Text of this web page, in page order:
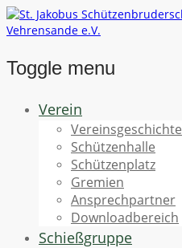
Toggle menu
Skip
Verein
Vereinsgeschichte
Schützenhalle
Schützenplatz
Gremien
Ansprechpartner
Downloadbereich
Schießgruppe